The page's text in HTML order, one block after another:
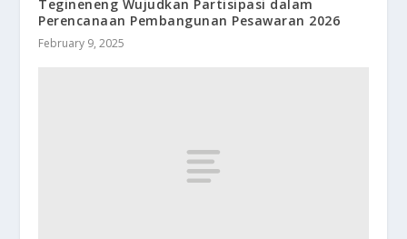
Tegineneng Wujudkan Partisipasi dalam
Perencanaan Pembangunan Pesawaran 2026
February 9, 2025